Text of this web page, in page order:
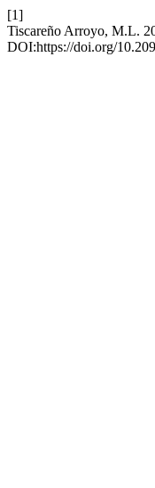
[1]
Tiscareño Arroyo, M.L.
DOI:https://doi.org/